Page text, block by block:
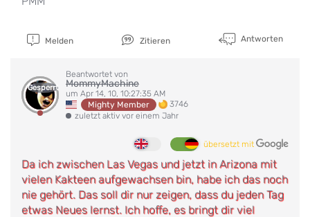
Melden Zitieren Antworten
Gesperrt
Beantwortet von
MommyMachine
um Apr 14, 10, 10:27:35 AM
Mighty Member
3746
zuletzt aktiv vor einem Jahr
übersetzt mit
Da ich zwischen Las Vegas und jetzt in Arizona mit
vielen Kakteen aufgewachsen bin, habe ich das noch
nie gehört. Das soll dir nur zeigen, dass du jeden Tag
etwas Neues lernst. Ich hoffe, es bringt dir viel